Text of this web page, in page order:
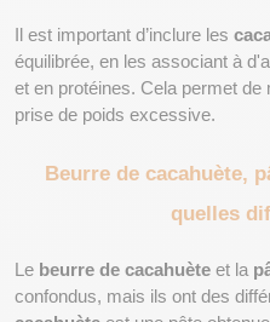
Il est important d’inclure les
équilibrée, en les associant à
et en protéines. Cela permet
prise de poids excessive.
Beurre de cacahuète,
quelles
Le beurre de cacahuète et la
confondus, mais ils ont des